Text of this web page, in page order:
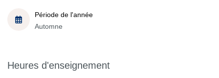
Période de l'année
Automne
Heures d'enseignement